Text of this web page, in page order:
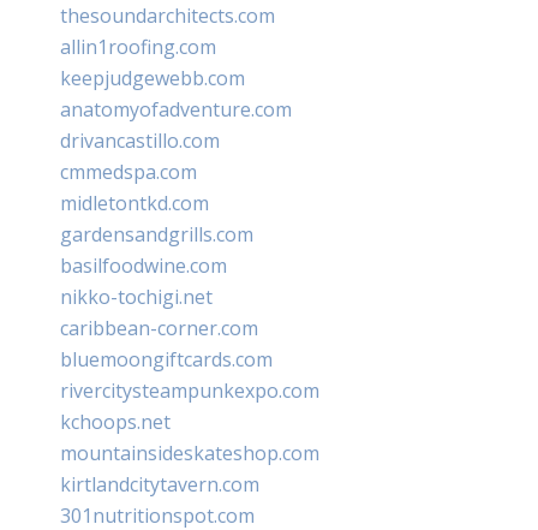
thesoundarchitects.com
allin1roofing.com
keepjudgewebb.com
anatomyofadventure.com
drivancastillo.com
cmmedspa.com
midletontkd.com
gardensandgrills.com
basilfoodwine.com
nikko-tochigi.net
caribbean-corner.com
bluemoongiftcards.com
rivercitysteampunkexpo.com
kchoops.net
mountainsideskateshop.com
kirtlandcitytavern.com
301nutritionspot.com